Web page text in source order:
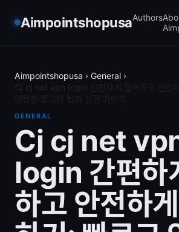
AimpointshopusaAuthors
Aimpointshopusa › General ›
GENERAL
Cj cj net
login 간편하
하고 안전하